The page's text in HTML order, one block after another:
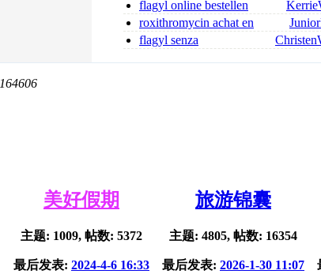
ordonnance
flagyl online bestellen
flagyl bestellen
roxithromycin achat en
toute sécurité
flagyl senza
164606
美好假期
主题: 1009, 帖数: 5372
最后发表: 2024-4-6 16:33
旅游锦囊
主题: 4805, 帖数: 16354
最后发表: 2026-1-30 11:07